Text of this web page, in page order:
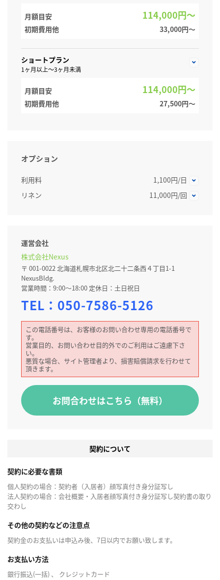
月額目安 114,000円～
初期費用他 33,000円〜
ショートプラン
1ヶ月以上～3ヶ月未満
月額目安 114,000円～
初期費用他 27,500円〜
オプション
利用料
1,100円/日
リネン
11,000円/回
運営会社
株式会社Nexus
〒 001-0022 北海道札幌市北区北二十二条西４丁目1-1
NexusBldg.
営業時間：9:00～18:00 定休日：土日祝日
TEL： 050-7586-5126
この電話番号は、お客様のお問い合わせ専用の電話番号で
す。
営業目的、お問い合わせ目的外でのご利用はご遠慮下さ
い。
悪質な場合、サイト管理者より、損害賠償請求を行わせて
頂きます。
お問合わせはこちら（無料）
契約について
契約に必要な書類
個人契約の場合：契約者（入居者）顔写真付き身分証写し
法人契約の場合：会社概要・入居者顔写真付き身分証写し契約書の取り
交わし
その他の契約などの注意点
契約金のお支払いは申込み後、7日以内でお願い致します。
お支払い方法
銀行振込(一括) 、 クレジットカード